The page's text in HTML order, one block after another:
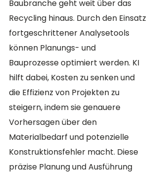
Baubranche geht weit über das
Recycling hinaus. Durch den Einsatz
fortgeschrittener Analysetools
können Planungs- und
Bauprozesse optimiert werden. KI
hilft dabei, Kosten zu senken und
die Effizienz von Projekten zu
steigern, indem sie genauere
Vorhersagen über den
Materialbedarf und potenzielle
Konstruktionsfehler macht. Diese
präzise Planung und Ausführung